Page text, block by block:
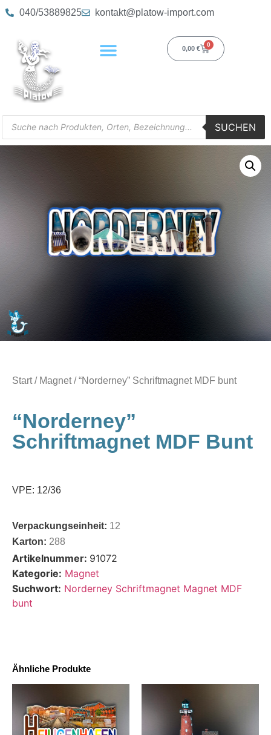
040/53889825 kontakt@platow-import.com
0,00 €
0
SUCHEN
Start/ Magnet/ “Norderney” Schriftmagnet MDF bunt
“Norderney”
Schriftmagnet MDF Bunt
VPE: 12/36
Verpackungseinheit: 12
Karton: 288
Artikelnummer: 91072
Kategorie: Magnet
Suchwort: Norderney Schriftmagnet Magnet MDF
bunt
Ähnliche Produkte